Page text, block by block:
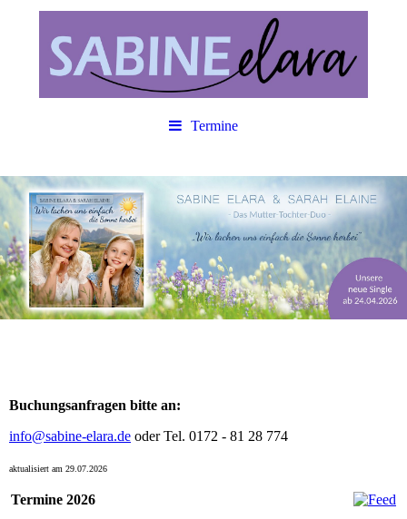
Termine
Buchungsanfragen bitte an:
info@sabine-elara.de oder Tel. 0172 - 81 28 774
aktualisiert am 29.07.2026
Termine 2026